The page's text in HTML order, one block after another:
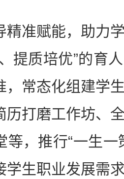
准赋能，助力学
提质培优”的育
，常态化组建学
历打磨工作坊、
等，推行“一生一
学生职业发展需